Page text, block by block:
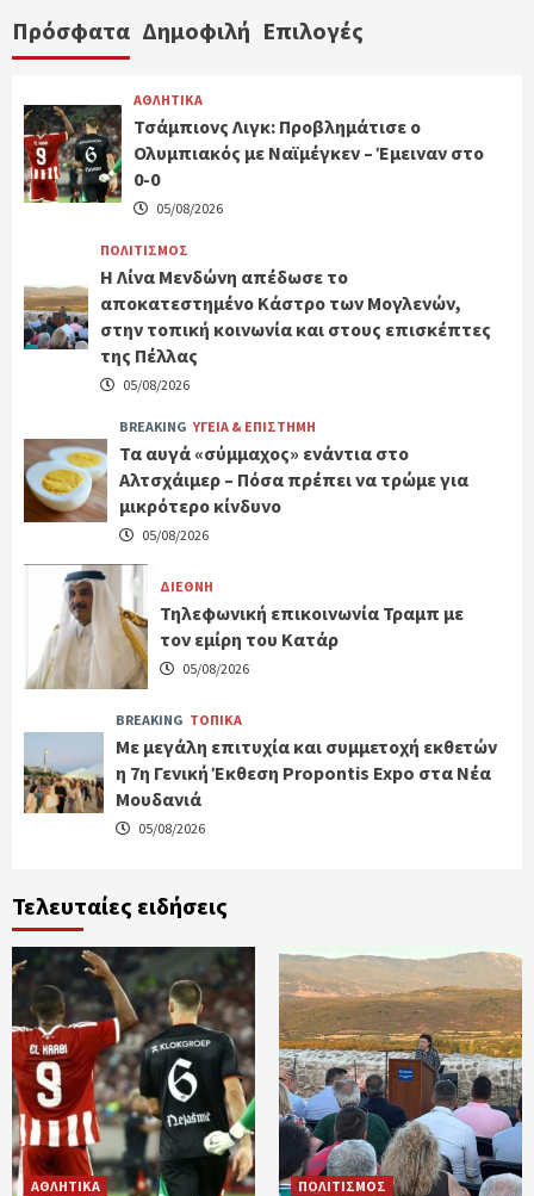
Πρόσφατα Δημοφιλή Επιλογές
ΑΘΛΗΤΙΚΑ
Τσάμπιονς Λιγκ: Προβλημάτισε ο
Ολυμπιακός με Ναϊμέγκεν – Έμειναν στο
0-0
05/08/2026
ΠΟΛΙΤΙΣΜΟΣ
Η Λίνα Μενδώνη απέδωσε το
αποκατεστημένο Κάστρο των Μογλενών,
στην τοπική κοινωνία και στους επισκέπτες
της Πέλλας
05/08/2026
BREAKING ΥΓΕΙΑ & ΕΠΙΣΤΗΜΗ
Τα αυγά «σύμμαχος» ενάντια στο
Αλτσχάιμερ – Πόσα πρέπει να τρώμε για
μικρότερο κίνδυνο
05/08/2026
ΔΙΕΘΝΗ
Τηλεφωνική επικοινωνία Τραμπ με
τον εμίρη του Κατάρ
05/08/2026
BREAKING ΤΟΠΙΚΑ
Με μεγάλη επιτυχία και συμμετοχή εκθετών
η 7η Γενική Έκθεση Propontis Expo στα Νέα
Μουδανιά
05/08/2026
Τελευταίες ειδήσεις
ΑΘΛΗΤΙΚΑ ΠΟΛΙΤΙΣΜΟΣ